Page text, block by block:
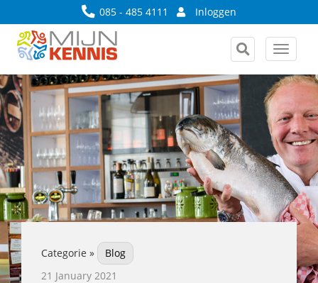
085 - 485 4111 Inloggen
Toggle
Categorie »
Blog
21 January 2021